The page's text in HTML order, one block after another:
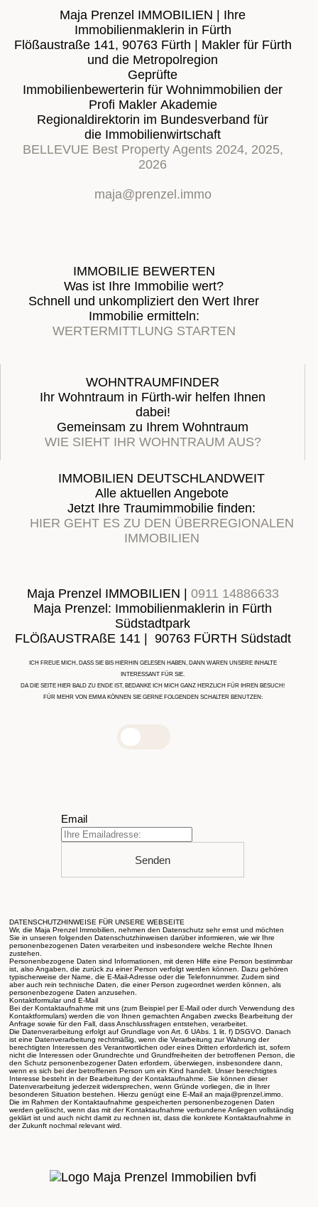
Maja Prenzel IMMOBILIEN | Ihre
Immobilienmaklerin in Fürth
Flößaustraße 141, 90763 Fürth | Makler für Fürth
und die Metropolregion
Geprüfte
Immobilienbewerterin für Wohnimmobilien der
Profi Makler Akademie
Regionaldirektorin im Bundesverband für
die Immobilienwirtschaft
BELLEVUE Best Property Agents 2024, 2025,
2026
maja@prenzel.immo
IMMOBILIE BEWERTEN
Was ist Ihre Immobilie wert?
Schnell und unkompliziert den Wert Ihrer
Immobilie ermitteln:
WERTERMITTLUNG STARTEN
WOHNTRAUMFINDER
Ihr Wohntraum in Fürth-wir helfen Ihnen
dabei!
Gemeinsam zu Ihrem Wohntraum
WIE SIEHT IHR WOHNTRAUM AUS?
IMMOBILIEN DEUTSCHLANDWEIT
Alle aktuellen Angebote
Jetzt Ihre Traumimmobilie finden:
HIER GEHT ES ZU DEN ÜBERREGIONALEN
IMMOBILIEN
Maja Prenzel IMMOBILIEN | 0911 14886633
Maja Prenzel: Immobilienmaklerin in Fürth
Südstadtpark
FLÖßAUSTRAßE 141 | 90763 FÜRTH Südstadt
ICH FREUE MICH, DASS SIE BIS HIERHIN GELESEN HABEN, DANN WAREN UNSERE INHALTE
INTERESSANT FÜR SIE.
DA DIE SEITE HIER BALD ZU ENDE IST, BEDANKE ICH MICH GANZ HERZLICH FÜR IHREN BESUCH!
FÜR MEHR VON EMMA KÖNNEN SIE GERNE FOLGENDEN SCHALTER BENUTZEN:
Email
Senden
DATENSCHUTZHINWEISE FÜR UNSERE WEBSEITE
Wir, die Maja Prenzel Immobilien, nehmen den Datenschutz sehr ernst und möchten
Sie in unseren folgenden Datenschutzhinweisen darüber informieren, wie wir Ihre
personenbezogenen Daten verarbeiten und insbesondere welche Rechte Ihnen
zustehen.
Personenbezogene Daten sind Informationen, mit deren Hilfe eine Person bestimmbar
ist, also Angaben, die zurück zu einer Person verfolgt werden können. Dazu gehören
typischerweise der Name, die E-Mail-Adresse oder die Telefonnummer. Zudem sind
aber auch rein technische Daten, die einer Person zugeordnet werden können, als
personenbezogene Daten anzusehen.
Kontaktformular und E-Mail
Bei der Kontaktaufnahme mit uns (zum Beispiel per E-Mail oder durch Verwendung des
Kontaktformulars) werden die von Ihnen gemachten Angaben zwecks Bearbeitung der
Anfrage sowie für den Fall, dass Anschlussfragen entstehen, verarbeitet.
Die Datenverarbeitung erfolgt auf Grundlage von Art. 6 UAbs. 1 lit. f) DSGVO. Danach
ist eine Datenverarbeitung rechtmäßig, wenn die Verarbeitung zur Wahrung der
berechtigten Interessen des Verantwortlichen oder eines Dritten erforderlich ist, sofern
nicht die Interessen oder Grundrechte und Grundfreiheiten der betroffenen Person, die
den Schutz personenbezogener Daten erfordern, überwiegen, insbesondere dann,
wenn es sich bei der betroffenen Person um ein Kind handelt. Unser berechtigtes
Interesse besteht in der Bearbeitung der Kontaktaufnahme. Sie können dieser
Datenverarbeitung jederzeit widersprechen, wenn Gründe vorliegen, die in Ihrer
besonderen Situation bestehen. Hierzu genügt eine E-Mail an maja@prenzel.immo.
Die im Rahmen der Kontaktaufnahme gespeicherten personenbezogenen Daten
werden gelöscht, wenn das mit der Kontaktaufnahme verbundene Anliegen vollständig
geklärt ist und auch nicht damit zu rechnen ist, dass die konkrete Kontaktaufnahme in
der Zukunft nochmal relevant wird.